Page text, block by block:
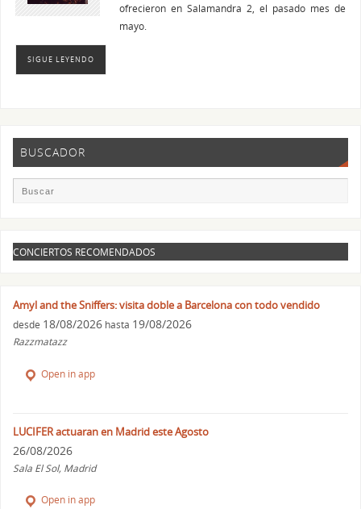
ofrecieron en Salamandra 2, el pasado mes de
mayo.
SIGUE LEYENDO
BUSCADOR
CONCIERTOS RECOMENDADOS
Amyl and the Sniffers: visita doble a Barcelona con todo vendido
desde 18/08/2026 hasta 19/08/2026
Razzmatazz
Open in app
LUCIFER actuaran en Madrid este Agosto
26/08/2026
Sala El Sol, Madrid
Open in app